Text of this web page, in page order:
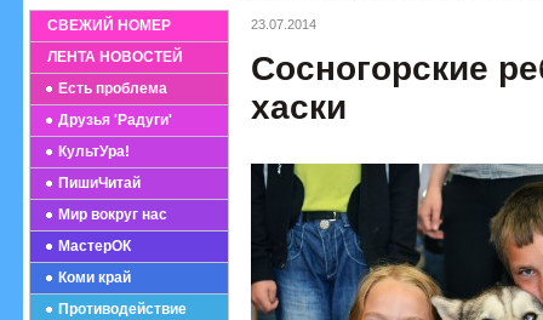
СВЕЖИЙ НОМЕР
ЛЕНТА НОВОСТЕЙ
Есть проблема
Друзья 'Радуги'
КультУра!
ПишиЧитай
Мир вокруг нас
МастерОК
Коми край
Противодействие
23.07.2014
Сосногорские
хаски